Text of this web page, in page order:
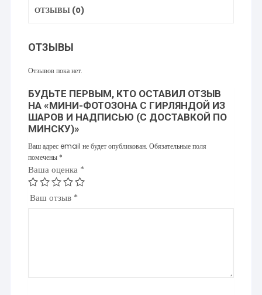
надписью
по
Минску)
ОТЗЫВЫ (0)
ОТЗЫВЫ
Отзывов пока нет.
БУДЬТЕ ПЕРВЫМ, КТО ОСТАВИЛ ОТЗЫВ
НА «МИНИ-ФОТОЗОНА С ГИРЛЯНДОЙ ИЗ
ШАРОВ И НАДПИСЬЮ (С ДОСТАВКОЙ ПО
МИНСКУ)»
Ваш адрес email не будет опубликован. Обязательные поля
помечены *
Ваша оценка *
Ваш отзыв *